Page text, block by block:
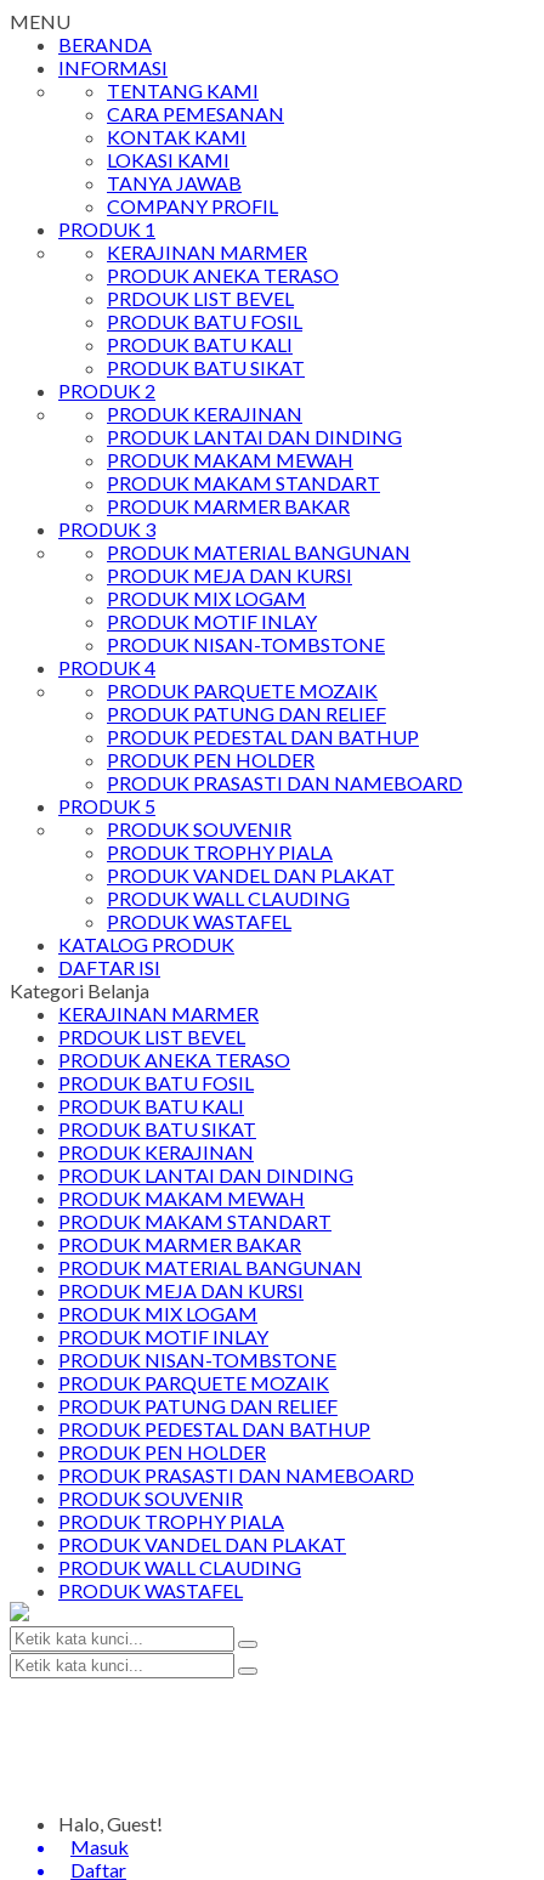
MENU
BERANDA
INFORMASI
TENTANG KAMI
CARA PEMESANAN
KONTAK KAMI
LOKASI KAMI
TANYA JAWAB
COMPANY PROFIL
PRODUK 1
KERAJINAN MARMER
PRODUK ANEKA TERASO
PRDOUK LIST BEVEL
PRODUK BATU FOSIL
PRODUK BATU KALI
PRODUK BATU SIKAT
PRODUK 2
PRODUK KERAJINAN
PRODUK LANTAI DAN DINDING
PRODUK MAKAM MEWAH
PRODUK MAKAM STANDART
PRODUK MARMER BAKAR
PRODUK 3
PRODUK MATERIAL BANGUNAN
PRODUK MEJA DAN KURSI
PRODUK MIX LOGAM
PRODUK MOTIF INLAY
PRODUK NISAN-TOMBSTONE
PRODUK 4
PRODUK PARQUETE MOZAIK
PRODUK PATUNG DAN RELIEF
PRODUK PEDESTAL DAN BATHUP
PRODUK PEN HOLDER
PRODUK PRASASTI DAN NAMEBOARD
PRODUK 5
PRODUK SOUVENIR
PRODUK TROPHY PIALA
PRODUK VANDEL DAN PLAKAT
PRODUK WALL CLAUDING
PRODUK WASTAFEL
KATALOG PRODUK
DAFTAR ISI
Kategori Belanja
KERAJINAN MARMER
PRDOUK LIST BEVEL
PRODUK ANEKA TERASO
PRODUK BATU FOSIL
PRODUK BATU KALI
PRODUK BATU SIKAT
PRODUK KERAJINAN
PRODUK LANTAI DAN DINDING
PRODUK MAKAM MEWAH
PRODUK MAKAM STANDART
PRODUK MARMER BAKAR
PRODUK MATERIAL BANGUNAN
PRODUK MEJA DAN KURSI
PRODUK MIX LOGAM
PRODUK MOTIF INLAY
PRODUK NISAN-TOMBSTONE
PRODUK PARQUETE MOZAIK
PRODUK PATUNG DAN RELIEF
PRODUK PEDESTAL DAN BATHUP
PRODUK PEN HOLDER
PRODUK PRASASTI DAN NAMEBOARD
PRODUK SOUVENIR
PRODUK TROPHY PIALA
PRODUK VANDEL DAN PLAKAT
PRODUK WALL CLAUDING
PRODUK WASTAFEL
Halo, Guest!
Masuk
Daftar